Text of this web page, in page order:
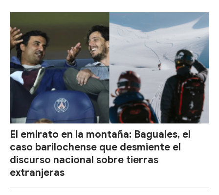
El emirato en la montaña: Baguales, el
caso barilochense que desmiente el
discurso nacional sobre tierras
extranjeras